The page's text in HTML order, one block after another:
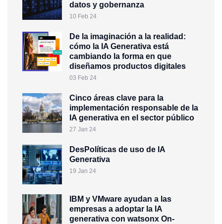
datos y gobernanza
10 Feb 24
De la imaginación a la realidad:
cómo la IA Generativa está
cambiando la forma en que
diseñamos productos digitales
03 Feb 24
Cinco áreas clave para la
implementación responsable de la
IA generativa en el sector público
27 Jan 24
DesPolíticas de uso de IA
Generativa
19 Jan 24
IBM y VMware ayudan a las
empresas a adoptar la IA
generativa con watsonx On-